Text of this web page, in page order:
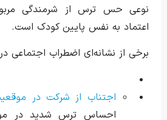
نوعی حس ترس از شرمندگی
اعتماد به نفس پایین کودک است.
برخی از نشانه‌ای اضطراب اجتماعی در
اجتناب از شرکت در
احساس ترس شدید در